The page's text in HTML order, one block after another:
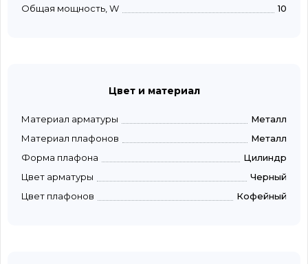
Общая мощность, W 10
Цвет и материал
Материал арматуры
Металл
Материал плафонов
Металл
Форма плафона
Цилиндр
Цвет арматуры
Черный
Цвет плафонов
Кофейный